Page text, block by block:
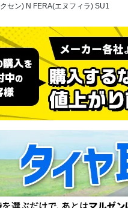
セン) N FERA(エヌフィラ) SU1